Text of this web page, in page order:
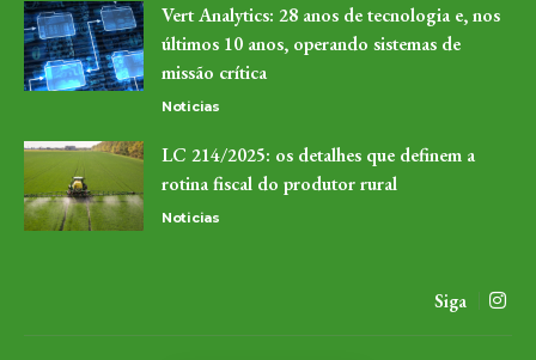
Vert Analytics: 28 anos de tecnologia e, nos
últimos 10 anos, operando sistemas de
missão crítica
Noticias
LC 214/2025: os detalhes que definem a
rotina fiscal do produtor rural
Noticias
Siga